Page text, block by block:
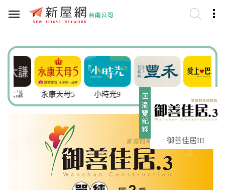
御善佳居III
永康天母5 小時光9 豐禾